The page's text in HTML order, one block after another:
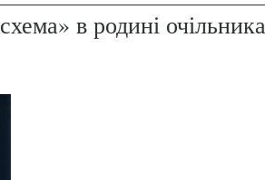
в родині очільника